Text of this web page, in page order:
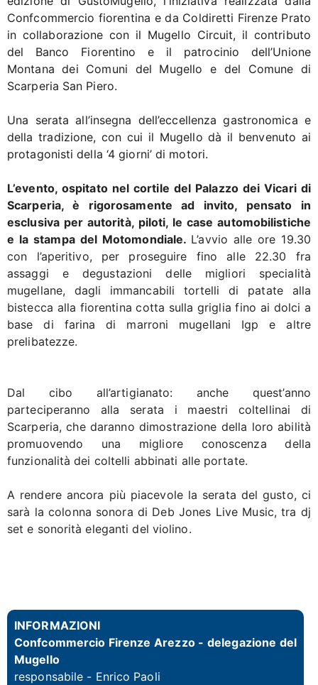
Confcommercio fiorentina e da Coldiretti Firenze Prato
in collaborazione con il Mugello Circuit, il contributo
del Banco Fiorentino e il patrocinio dell’Unione
Montana dei Comuni del Mugello e del Comune di
Scarperia San Piero.
Una serata all’insegna dell’eccellenza gastronomica e
della tradizione, con cui il Mugello dà il benvenuto ai
protagonisti della ‘4 giorni’ di motori.
L’evento, ospitato nel cortile del Palazzo dei Vicari di
Scarperia, è rigorosamente ad invito, pensato in
esclusiva per autorità, piloti, le case automobilistiche
e la stampa del Motomondiale. L’avvio alle ore 19.30
con l’aperitivo, per proseguire fino alle 22.30 fra
assaggi e degustazioni delle migliori specialità
mugellane, dagli immancabili tortelli di patate alla
bistecca alla fiorentina cotta sulla griglia fino ai dolci a
base di farina di marroni mugellani Igp e altre
prelibatezze.
Dal cibo all’artigianato: anche quest’anno
parteciperanno alla serata i maestri coltellinai di
Scarperia, che daranno dimostrazione della loro abilità
promuovendo una migliore conoscenza della
funzionalità dei coltelli abbinati alle portate.
A rendere ancora più piacevole la serata del gusto, ci
sarà la colonna sonora di Deb Jones Live Music, tra dj
set e sonorità eleganti del violino.
INFORMAZIONI
Confcommercio Firenze Arezzo - delegazione del
Mugello
responsabile - Enrico Paoli